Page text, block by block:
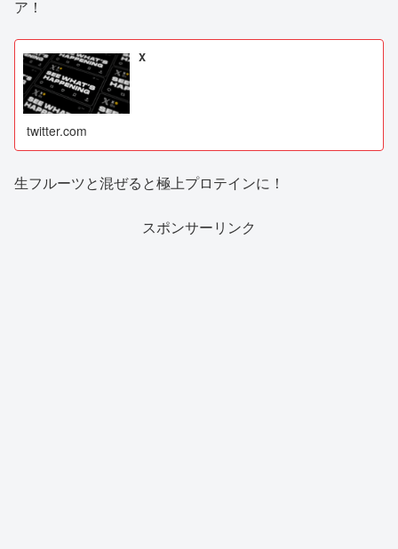
ア！
X
twitter.com
生フルーツと混ぜると極上プロテインに！
スポンサーリンク